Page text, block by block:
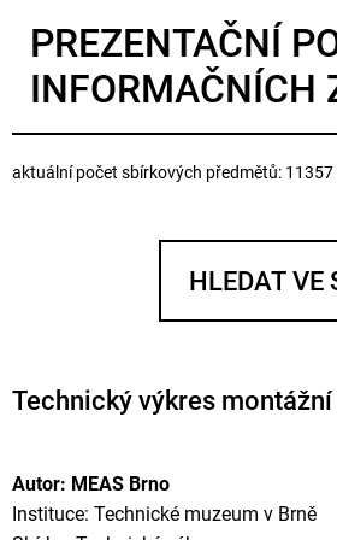
PREZENTAČNÍ
INFORMAČNÍCH
aktuální počet sbírkových předmětů: 11357
Technický výkres
Autor: MEAS Brno
Instituce: Technické muzeum v Brně